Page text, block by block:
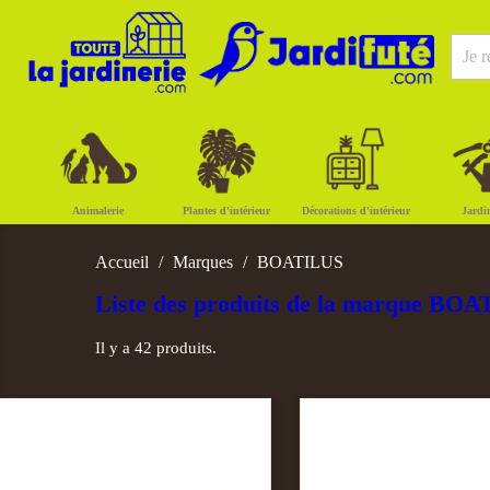
Animalerie Plantes d'intérieur Décorations d'intérieur
Accueil Marques BOATILUS
Liste des produits de la marque
Il y a 42 produits.